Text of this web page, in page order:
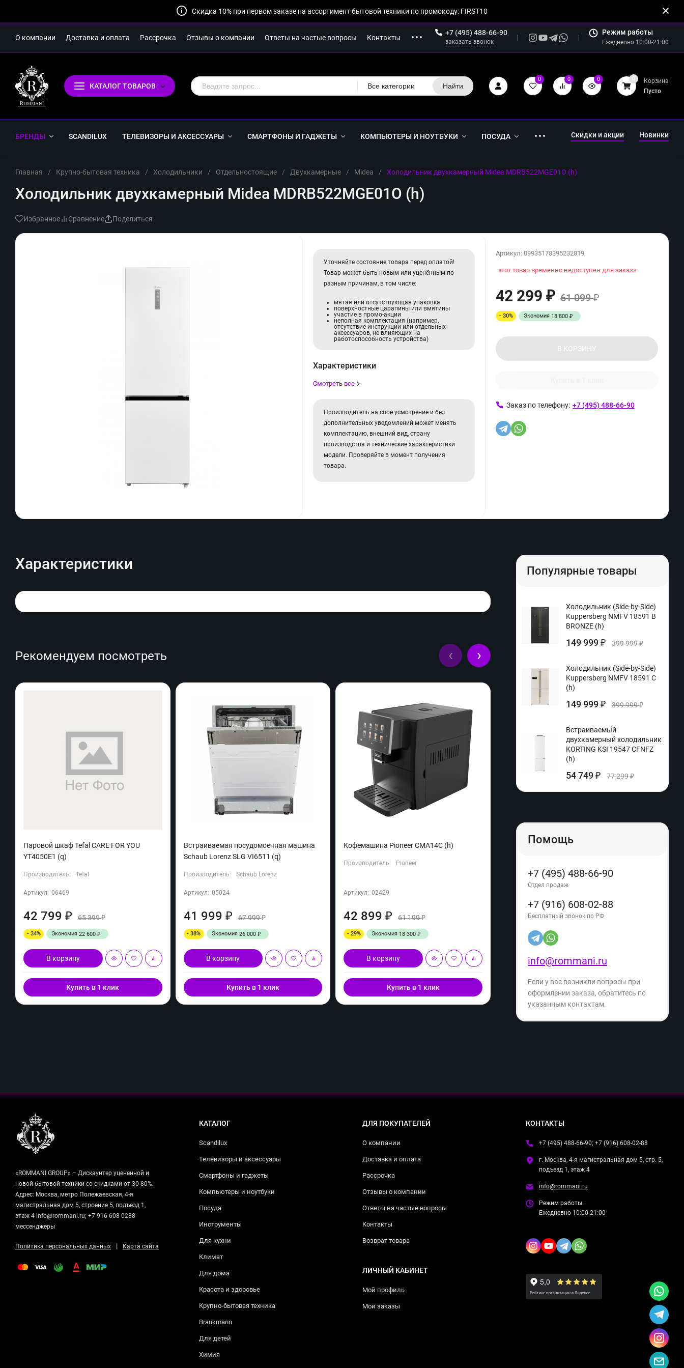
Скидка 10% при первом заказе на ассортимент бытовой техники по промокоду: FIRST10
О компании Доставка и оплата Рассрочка Отзывы о компании Ответы на частые вопросы Контакты
+7 (495) 488-66-90
заказать звонок
Режим работы
Ежедневно 10:00-21:00
КАТАЛОГ ТОВАРОВ Все категории Найти
0 0 0 0
Корзина
Пусто
БРЕНДЫ SCANDILUX ТЕЛЕВИЗОРЫ И АКСЕССУАРЫ СМАРТФОНЫ И ГАДЖЕТЫ КОМПЬЮТЕРЫ И НОУТБУКИ ПОСУДА Скидки и акции Новинки
Главная / Крупно-бытовая техника / Холодильники / Отдельностоящие / Двухкамерные / Midea / Холодильник двухкамерный Midea MDRB522MGE01O (h)
Холодильник двухкамерный Midea MDRB522MGE01O (h)
Избранное Сравнение Поделиться
Уточняйте состояние товара перед оплатой!
Товар может быть новым или уценённым по
разным причинам, в том числе:
мятая или отсутствующая упаковка
поверхностные царапины или вмятины
участие в промо-акции
неполная комплектация (например,
отсутствие инструкции или отдельных
аксессуаров, не влияющих на
работоспособность устройства)
Характеристики
Смотреть все
Производитель на свое усмотрение и без
дополнительных уведомлений может менять
комплектацию, внешний вид, страну
производства и технические характеристики
модели. Проверяйте в момент получения
товара.
Артикул:09935178395232819
этот товар временно недоступен для заказа
42 299₽ 61 099₽
- 30% Экономия 18 800₽
В КОРЗИНУ
Заказ по телефону: +7 (495) 488-66-90
Характеристики
Рекомендуем посмотреть
Паровой шкаф Tefal CARE FOR YOU
YT4050E1 (q)
Производитель: Tefal
Артикул: 06469
42 799 ₽ 65 399₽
- 34% Экономия 22 600 ₽
В корзину
Купить в 1 клик
Встраиваемая посудомоечная машина
Schaub Lorenz SLG VI6511 (q)
Производитель: Schaub Lorenz
Артикул: 05024
41 999 ₽ 67 999₽
- 38% Экономия 26 000 ₽
В корзину
Купить в 1 клик
Кофемашина Pioneer CMA14C (h)
Производитель: Pioneer
Артикул: 02429
42 899₽ 61 199₽
- 29% Экономия 18 300₽
В корзину
Купить в 1 клик
Встраиваемый электрический духовой
Производитель: Midea
41 649₽ 55 499₽
Экономия
В корзину
Купить в 1 клик
‹ ›
Популярные товары
Холодильник (Side-by-Side)
Kuppersberg NMFV 18591 B
BRONZE (h)
149 999₽ 399 999₽
Холодильник (Side-by-Side)
Kuppersberg NMFV 18591 C
(h)
149 999₽ 399 999₽
Встраиваемый
двухкамерный холодильник
KORTING KSI 19547 CFNFZ
(h)
54 749₽ 77 299₽
Помощь
+7 (495) 488-66-90
Отдел продаж
+7 (916) 608-02-88
Бесплатный звонок по РФ
info@rommani.ru
Если у вас возникли вопросы при
оформлении заказа, обратитесь по
указанным контактам.
«ROMMANI GROUP» – Дискаунтер уцененной и
новой бытовой техники со скидками от 30-80%.
Адрес: Москва, метро Полежаевская, 4-я
магистральная дом 5, строение 5, подъезд 1,
этаж 4 info@rommani.ru; +7 916 608 0288
мессенджеры
Политика персональных данных | Карта сайта
КАТАЛОГ
Scandilux
Телевизоры и аксессуары
Смартфоны и гаджеты
Компьютеры и ноутбуки
Посуда
Инструменты
Для кухни
Климат
Для дома
Красота и здоровье
Крупно-бытовая техника
Braukmann
Для детей
Химия
ДЛЯ ПОКУПАТЕЛЕЙ
О компании
Доставка и оплата
Рассрочка
Отзывы о компании
Ответы на частые вопросы
Контакты
Возврат товара
ЛИЧНЫЙ КАБИНЕТ
Мой профиль
Мои заказы
КОНТАКТЫ
+7 (495) 488-66-90; +7 (916) 608-02-88
г. Москва, 4-я магистральная дом 5, стр. 5,
подъезд 1, этаж 4
info@rommani.ru
Режим работы:
Ежедневно 10:00-21:00